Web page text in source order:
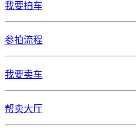
我要拍车
参拍流程
我要卖车
帮卖大厅